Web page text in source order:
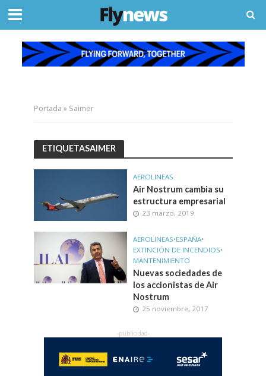
Portada » Saimer
ETIQUETASAIMER
AEROLINEAS
Air Nostrum cambia su
estructura empresarial
23 marzo, 2019
AEROLINEAS•ESPAÑA•
EXTINCIÓN DE INCENDIOS•
MANTENIMIENTO
Nuevas sociedades de
los accionistas de Air
Nostrum
25 noviembre, 2017